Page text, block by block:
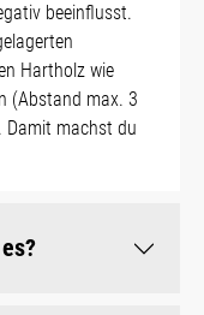
beeinflusst.
Hartholz wie
(Abstand max. 3
Damit machst du